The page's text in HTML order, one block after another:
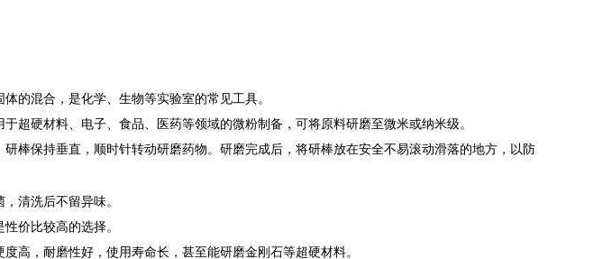
的混合，是化学、生物等实验室的常见工具。
超硬材料、电子、食品、医药等领域的微粉制备，可将原料研磨至微米或纳米级。
棒保持垂直，顺时针转动研磨药物。研磨完成后，将研棒放在安全不易滚动滑落的地方，以防
清洗后不留异味。
价比较高的选择。
高，耐磨性好，使用寿命长，甚至能研磨金刚石等超硬材料。